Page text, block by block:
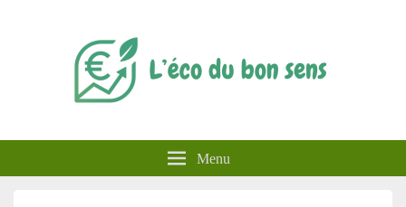
L'éco du bon
sens
Menu